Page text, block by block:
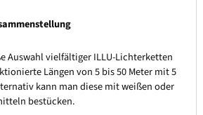
Auswahl vielfältiger ILLU-Lichterketten
Längen von 5 bis 50 Meter mit 5
kann man diese mit weißen oder
bestücken.